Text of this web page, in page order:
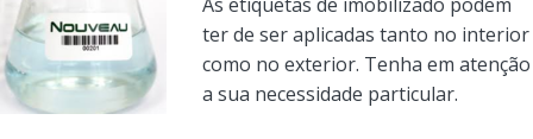
As etiquetas de imobilizado podem
ter de ser aplicadas tanto no interior
como no exterior. Tenha em atenção
a sua necessidade particular.